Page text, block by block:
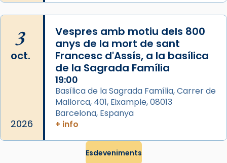
Herodes Agripa (vers l'any 44).
Patró de Galícia, després de les invasions
musulmanes fou venerat com a patró dels
Regnes castellans i més tard de tota
El seu sepulcre a Compostela fou un gran
centre de peregrinacions medievals de tot
3
oct.
2026
Vespres amb motiu dels 800
anys de la mort de sant
Francesc d'Assís, a la basílica
de la Sagrada Família
19:00
Basílica de la Sagrada Família, Carrer de
Mallorca, 401, Eixample, 08013
Barcelona, Espanya
+ info
Esdeveniments